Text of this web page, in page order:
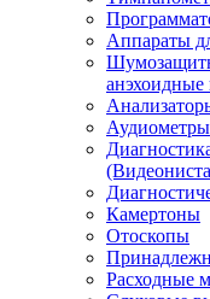
Аппараты
Аудиометры
Камертоны
Отоскопы
Расходные